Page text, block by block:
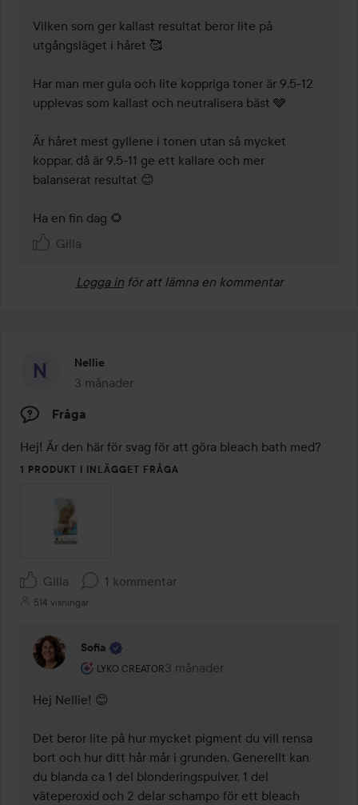
Vilken som ger kallast resultat beror lite på
utgångsläget i håret 🥰
Har man mer gula och lite koppriga toner är 9,5-12
upplevas som kallast och neutralisera bäst 🩶
Är håret mest gyllene i tonen utan så mycket
koppar, då är 9,5-11 ge ett kallare och mer
balanserat resultat 😊
Ha en fin dag 🌻
Gilla
Logga in för att lämna en kommentar
Nellie
3 månader
Inlägget skapades 3 månader
Fråga
Hej! Är den här för svag för att göra bleach bath med?
1 PRODUKT I INLÄGGET FRÅGA
Gilla 1 kommentar
514 visningar
Sofia
LYKO CREATOR
Användarens roll: Lyko Creator.
3 månader
Kommentaren lades 3 månader
Hej Nellie! 😊
Det beror lite på hur mycket pigment du vill rensa
bort och hur ditt hår mår i grunden. Generellt kan
du blanda ca 1 del blonderingspulver, 1 del
väteperoxid och 2 delar schampo för ett bleach